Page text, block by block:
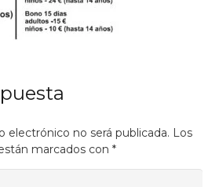
electrónico no será publicada. Los
marcados con *